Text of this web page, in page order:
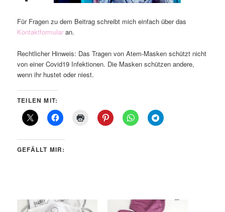
Für Fragen zu dem Beitrag schreibt mich einfach über das
Kontaktformular an.
Rechtlicher Hinweis: Das Tragen von Atem-Masken schützt nicht
von einer Covid19 Infektionen. Die Masken schützen andere,
wenn ihr hustet oder niest.
TEILEN MIT:
GEFÄLLT MIR: